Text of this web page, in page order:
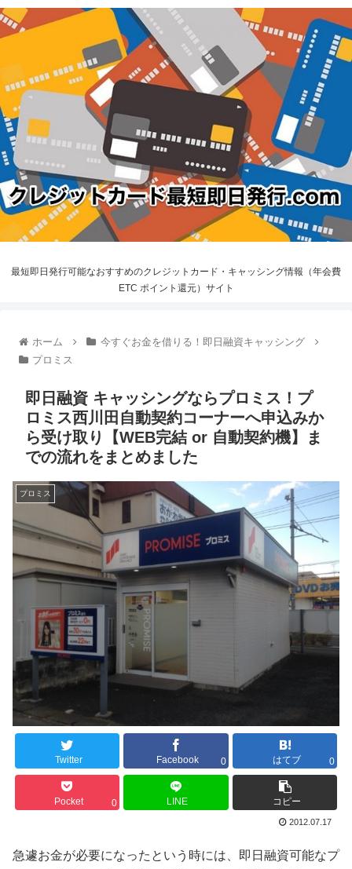
最短即日発行可能なおすすめのクレジットカード・キャッシング情報（年会費
ETC ポイント還元）サイト
ホーム
今すぐお金を借りる！即日融資キャッシング
プロミス
即日融資 キャッシングならプロミス！プ
ロミス西川田自動契約コーナーへ申込みか
ら受け取り【WEB完結 or 自動契約機】ま
での流れをまとめました
プロミス
Twitter Facebook 0 はてブ 0
Pocket 0 LINE コピー
2012.07.17
急遽お金が必要になったという時には、即日融資可能なプ